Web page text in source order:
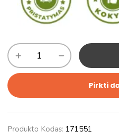
Pirkti
Produkto Kodas: 171551